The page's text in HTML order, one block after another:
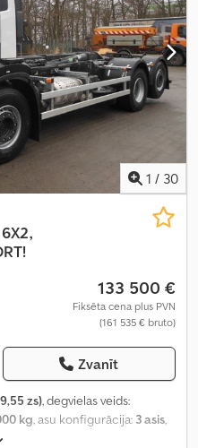
1 / 30
133 500 €
Fiksēta cena plus PVN
(161 535 € bruto)
Zvanīt
zs), degvielas veids:
kg, asu konfigurācija: 3 asis,
pārnesuma veids: